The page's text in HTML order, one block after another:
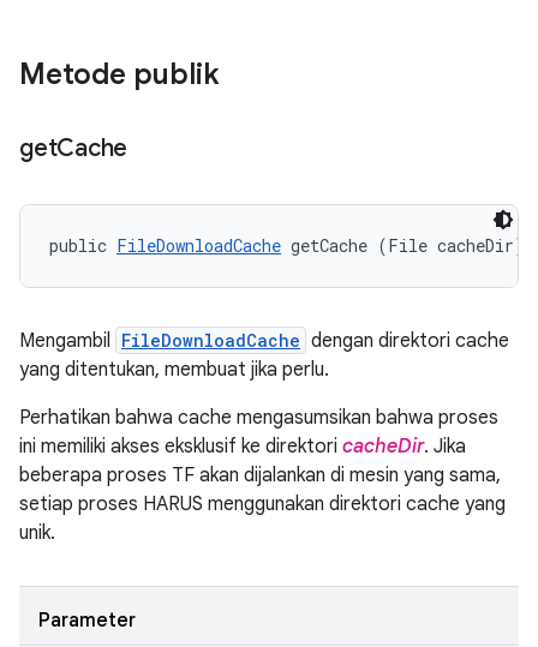
Metode publik
getCache
public FileDownloadCache getCache (File cacheDir)
Mengambil FileDownloadCache dengan direktori cache
yang ditentukan, membuat jika perlu.
Perhatikan bahwa cache mengasumsikan bahwa proses
ini memiliki akses eksklusif ke direktori cacheDir. Jika
beberapa proses TF akan dijalankan di mesin yang sama,
setiap proses HARUS menggunakan direktori cache yang
unik.
Parameter